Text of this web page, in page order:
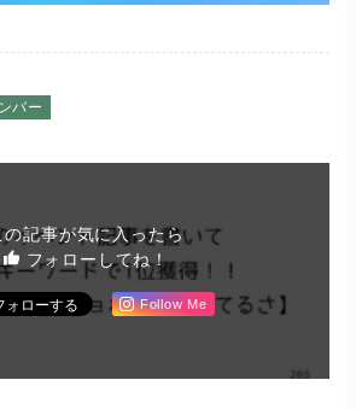
バー
の記事が気に入ったら
フォローしてね！
Follow Me